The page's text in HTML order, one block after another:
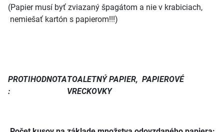
(Papier musí byť zviazaný špagátom a nie v krabiciach,
nemiešať kartón s papierom!!!)
PROTIHODNOTA
:
TOALETNÝ PAPIER, PAPIEROVÉ
VRECKOVKY